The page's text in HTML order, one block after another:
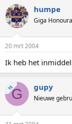
humpe
Giga
20 mrt 2004
Ik heb het
TSG gupy
Nieuwe